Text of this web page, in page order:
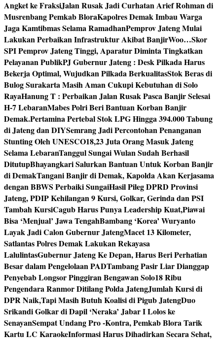
Angket ke FraksiJalan Rusak Jadi Curhatan Arief Rohman di
Musrenbang Pemkab BloraKapolres Demak Imbau Warga
Jaga Kamtibmas Selama RamadhanPemprov Jateng Mulai
Lakukan Perbaikan Infrastruktur Akibat BanjirWoo…Skor
SPI Pemprov Jateng Tinggi, Aparatur Diminta Tingkatkan
Pelayanan PublikPJ Gubernur Jateng : Desk Pilkada Harus
Bekerja Optimal, Wujudkan Pilkada BerkualitasStok Beras di
Bulog Surakarta Masih Aman Cukupi Kebutuhan di Solo
RayaHanung T : Perbaikan Jalan Rusak Pasca Banjir Selesai
H-7 LebaranMabes Polri Beri Bantuan Korban Banjir
Demak.Pertamina Pertebal Stok LPG Hingga 394.000 Tabung
di Jateng dan DIYSemrang Jadi Percontohan Penanganan
Stunting Oleh UNESCO18,23 Juta Orang Masuk Jateng
Selama LebaranTanggul Sungai Wulan Sudah Berhasil
DitutupBhayangkari Salurkan Bantuan Untuk Korban Banjir
di DemakTangani Banjir di Demak, Kapolda Akan Kerjasama
dengan BBWS Perbaiki SungaiHasil Pileg DPRD Provinsi
Jateng, PDIP Kehilangan 9 Kursi, Golkar, Gerinda dan PSI
Tambah KursiCagub Harus Punya Leadership Kuat,Piawai
Bisa ‘Menjual’ Jawa TengahBambang ‘Korea’ Wuryanto
Layak Jadi Calon Gubernur JatengMacet 13 Kilometer,
Satlantas Polres Demak Lakukan Rekayasa
LalulintasGubernur Jateng Ke Depan, Harus Beri Perhatian
Besar dalam Pengelolaan PADTambang Pasir Liar Dianggap
Penyebab Longsor Pinggiran Bengawan Solo18 Ribu
Pengendara Ranmor Ditilang Polda JatengJumlah Kursi di
DPR Naik,Tapi Masih Butuh Koalisi di Pigub JatengDuo
Srikandi Golkar di Dapil ‘Neraka’ Jabar I Lolos ke
SenayanSempat Undang Pro -Kontra, Pemkab Blora Tarik
Kartu LC KaraokeInformasi Harus Dihadirkan Secara Sehat,